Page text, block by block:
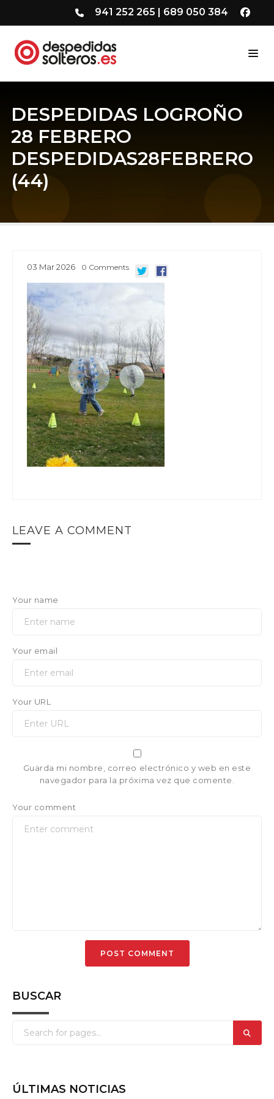
941 252 265 | 689 050 384
DESPEDIDAS LOGROÑO
28 FEBRERO
DESPEDIDAS28FEBRERO
(44)
03 Mar2026 0 Comments
LEAVE A COMMENT
Your name
Your email
Your URL
Guarda mi nombre, correo electrónico y web en este
navegador para la próxima vez que comente.
Your comment
BUSCAR
ÚLTIMAS NOTICIAS